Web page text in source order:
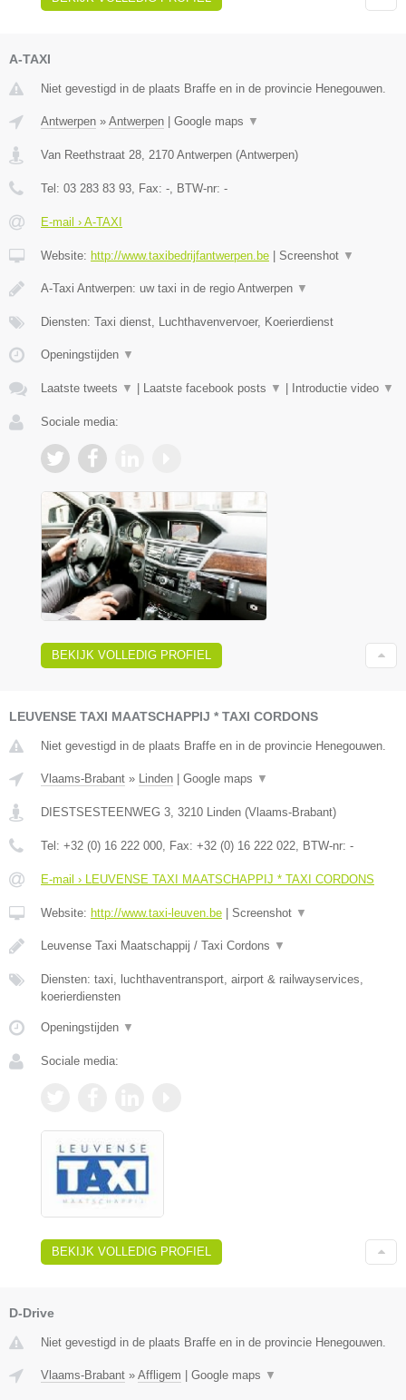
A-TAXI
Niet gevestigd in de plaats Braffe en in de provincie Henegouwen.
Antwerpen » Antwerpen Google maps ▼
Van Reethstraat 28, 2170 Antwerpen (Antwerpen)
Tel: 03 283 83 93, Fax: -, BTW-nr: -
E-mail › A-TAXI
Website: http://www.taxibedrijfantwerpen.be Screenshot ▼
A-Taxi Antwerpen: uw taxi in de regio Antwerpen ▼
Diensten: Taxi dienst, Luchthavenvervoer, Koerierdienst
Openingstijden ▼
Laatste tweets ▼ Laatste facebook posts ▼ Introductie video ▼
Sociale media:
BEKIJK VOLLEDIG PROFIEL
LEUVENSE TAXI MAATSCHAPPIJ * TAXI CORDONS
Niet gevestigd in de plaats Braffe en in de provincie Henegouwen.
Vlaams-Brabant » Linden Google maps ▼
DIESTSESTEENWEG 3, 3210 Linden (Vlaams-Brabant)
Tel: +32 (0) 16 222 000, Fax: +32 (0) 16 222 022, BTW-nr: -
E-mail › LEUVENSE TAXI MAATSCHAPPIJ * TAXI CORDONS
Website: http://www.taxi-leuven.be Screenshot ▼
Leuvense Taxi Maatschappij / Taxi Cordons ▼
Diensten: taxi, luchthaventransport, airport & railwayservices,
koerierdiensten
Openingstijden ▼
Sociale media:
BEKIJK VOLLEDIG PROFIEL
D-Drive
Niet gevestigd in de plaats Braffe en in de provincie Henegouwen.
Vlaams-Brabant » Affligem | Google maps ▼